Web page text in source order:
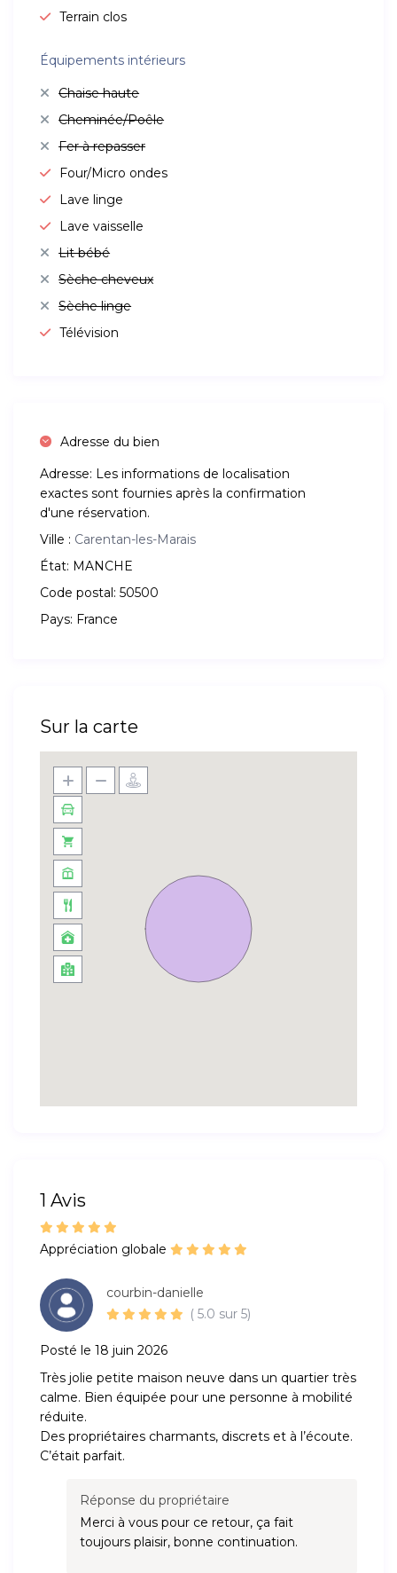
Terrain clos
Équipements intérieurs
Chaise haute
Cheminée/Poêle
Fer à repasser
Four/Micro ondes
Lave linge
Lave vaisselle
Lit bébé
Sèche cheveux
Sèche linge
Télévision
Adresse du bien
Adresse: Les informations de localisation
exactes sont fournies après la confirmation
d'une réservation.
Ville : Carentan-les-Marais
État: MANCHE
Code postal: 50500
Pays: France
Sur la carte
1 Avis
Appréciation globale
courbin-danielle
Posté le 18 juin 2026
( 5.0 sur 5)
Très jolie petite maison neuve dans un quartier très
calme. Bien équipée pour une personne à mobilité
réduite.
Des propriétaires charmants, discrets et à l’écoute.
C’était parfait.
Réponse du propriétaire
Merci à vous pour ce retour, ça fait
toujours plaisir, bonne continuation.